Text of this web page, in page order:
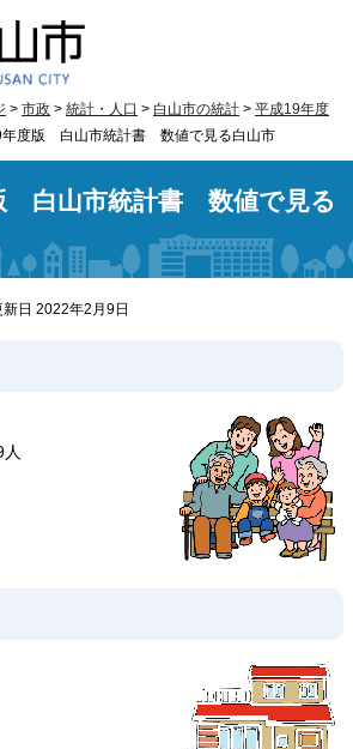
> 市政 > 統計・人口 > 白山市の統計 > 平成19年度
年度版 白山市統計書 数値で見る白山市
白山市統計書 数値で見る
日 2022年2月9日